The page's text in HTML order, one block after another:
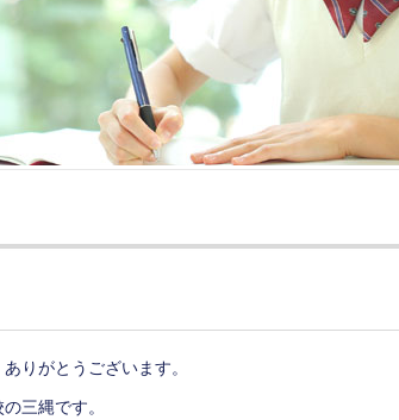
りがとうございます。
三縄です。